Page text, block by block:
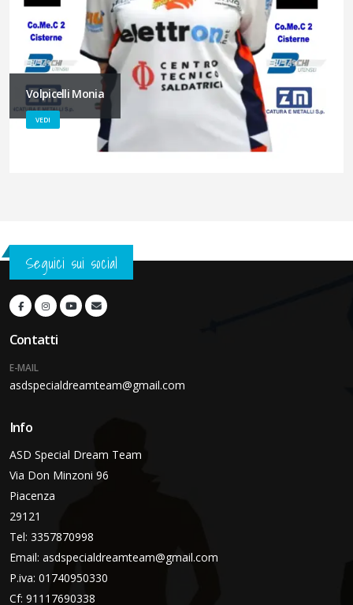
Volpicelli Monia
VEDI
Seguici sui social
Contatti
E-MAIL
asdspecialdreamteam@gmail.com
Info
ASD Special Dream Team
Via Don Minzoni 96
Piacenza
29121
Tel: 3357870998
Email: asdspecialdreamteam@gmail.com
P.iva: 01740950330
Cf: 91117690338